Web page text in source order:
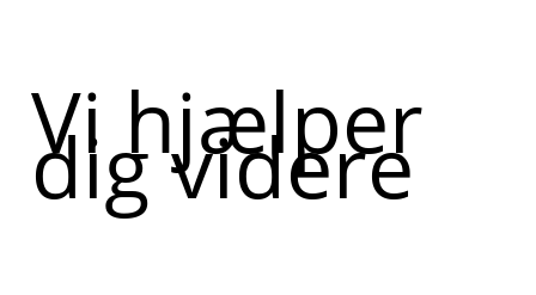
Vi hjælper
dig videre